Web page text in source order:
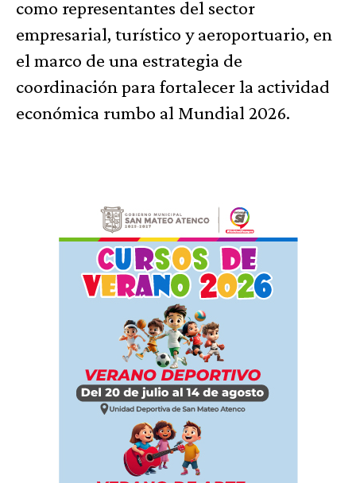
como representantes del sector
empresarial, turístico y aeroportuario, en
el marco de una estrategia de
coordinación para fortalecer la actividad
económica rumbo al Mundial 2026.